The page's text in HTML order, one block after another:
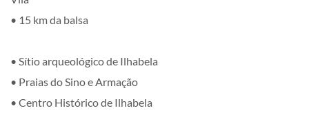
• 15 km da balsa
• Sítio arqueológico de Ilhabela
• Praias do Sino e Armação
• Centro Histórico de Ilhabela